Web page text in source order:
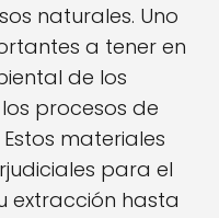
naturales. Uno
a tener en
de los
procesos de
materiales
para el
extracción hasta